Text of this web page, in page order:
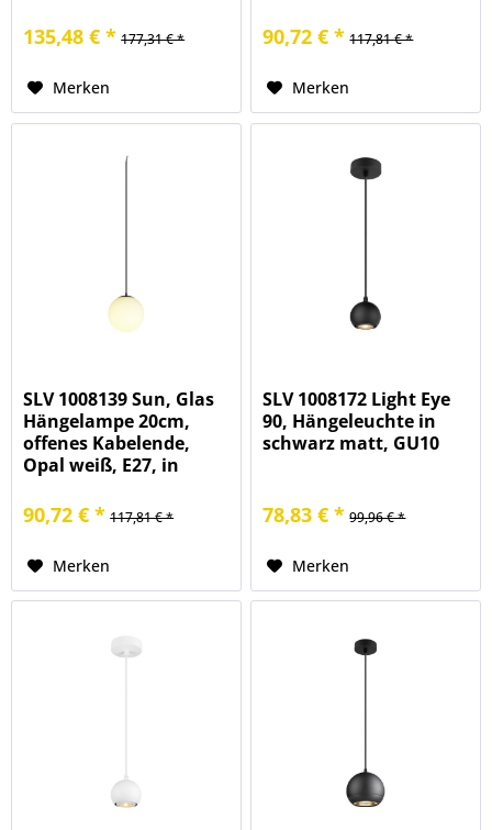
135,48 € * 177,31 € *
Merken
90,72 € * 117,81 € *
Merken
SLV 1008139 Sun, Glas
Hängelampe 20cm,
offenes Kabelende,
Opal weiß, E27, in
90,72 € * 117,81 € *
Merken
SLV 1008172 Light Eye
90, Hängeleuchte in
schwarz matt, GU10
78,83 € * 99,96 € *
Merken